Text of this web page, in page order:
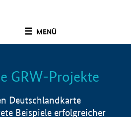
MENÜ
Info
GRW-Projekte
Deutschlandkarte
Beispiele erfolgreicher